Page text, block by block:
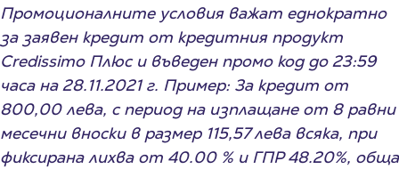
Промоционалните условия важат еднократно
за заявен кредит от кредитния продукт
Credissimo Плюс и въведен промо код до 23:59
часа на 28.11.2021 г. Пример: За кредит от
800,00 лева, с период на изплащане от 8 равни
месечни вноски в размер 115,57 лева всяка, при
фиксирана лихва от 40.00 % и ГПР 48.20%, обща